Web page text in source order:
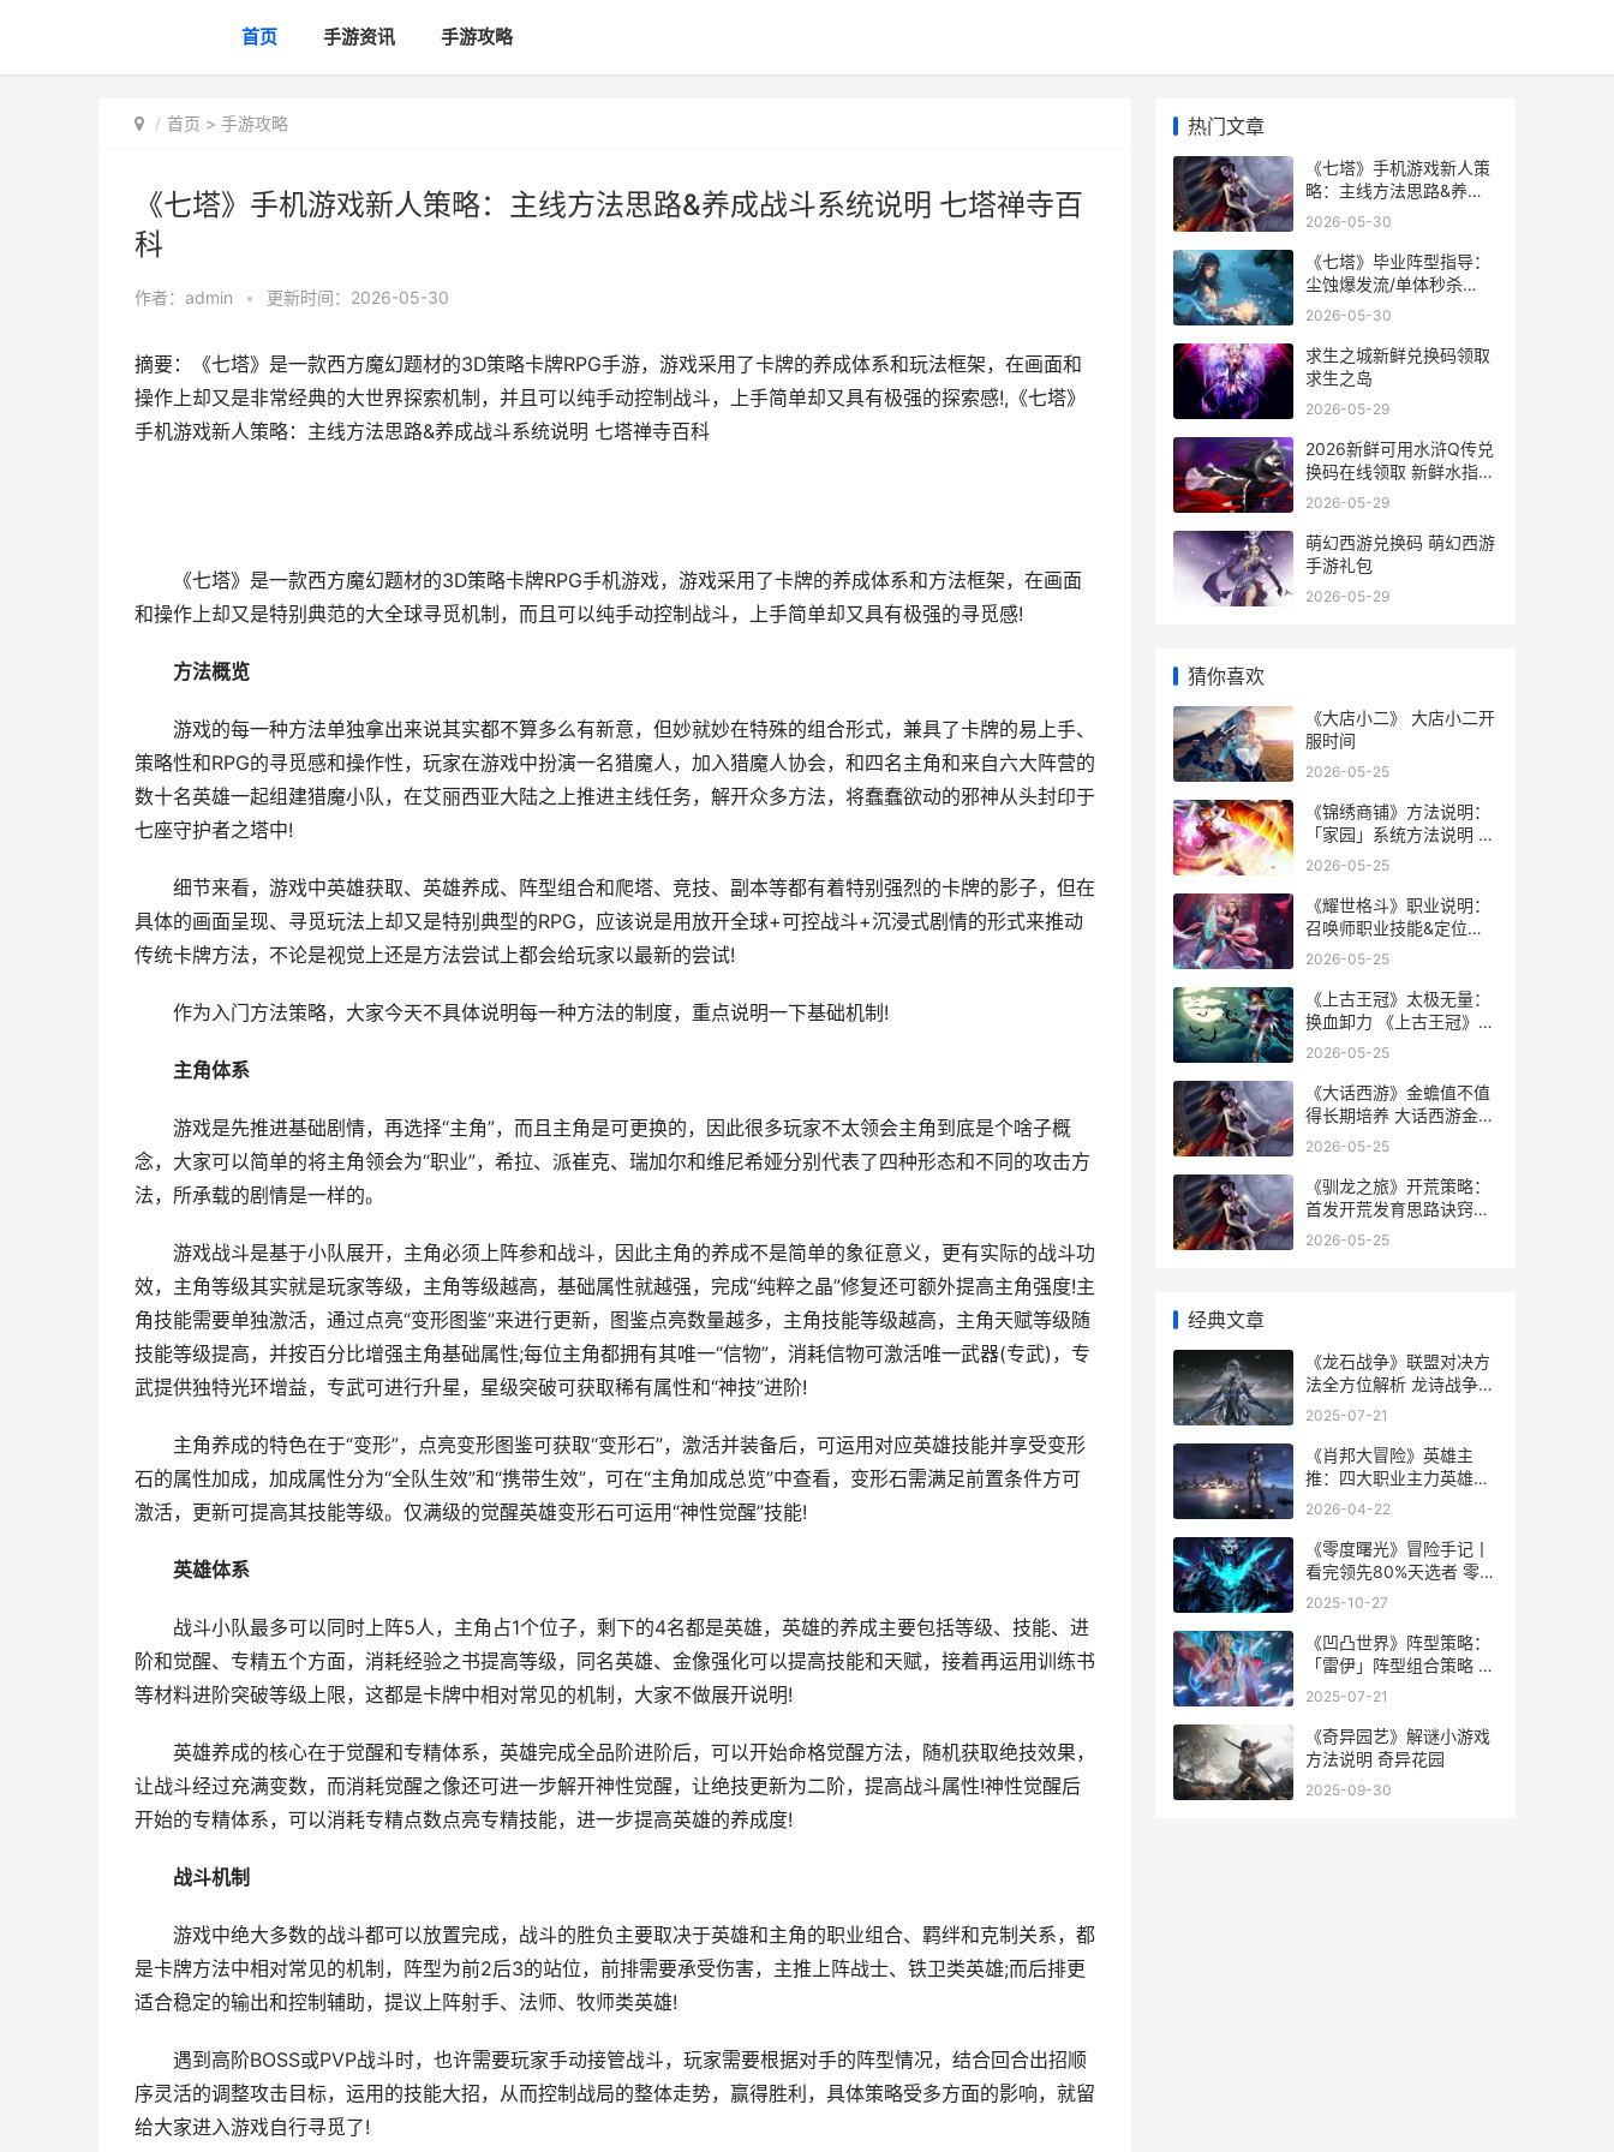
首页 手游资讯 手游攻略
首页 > 手游攻略
《七塔》手机游戏新人策略：主线方法思路&养成战斗系统说明 七塔禅寺百
科
作者： admin • 更新时间：2026-05-30
摘要：《七塔》是一款西方魔幻题材的3D策略卡牌RPG手游，游戏采用了卡牌的养成体系和玩法框架，在画面和
操作上却又是非常经典的大世界探索机制，并且可以纯手动控制战斗，上手简单却又具有极强的探索感!,《七塔》
手机游戏新人策略：主线方法思路&养成战斗系统说明 七塔禅寺百科
《七塔》是一款西方魔幻题材的3D策略卡牌RPG手机游戏，游戏采用了卡牌的养成体系和方法框架，在画面
和操作上却又是特别典范的大全球寻觅机制，而且可以纯手动控制战斗，上手简单却又具有极强的寻觅感!
方法概览
游戏的每一种方法单独拿出来说其实都不算多么有新意，但妙就妙在特殊的组合形式，兼具了卡牌的易上手、
策略性和RPG的寻觅感和操作性，玩家在游戏中扮演一名猎魔人，加入猎魔人协会，和四名主角和来自六大阵营的
数十名英雄一起组建猎魔小队，在艾丽西亚大陆之上推进主线任务，解开众多方法，将蠢蠢欲动的邪神从头封印于
七座守护者之塔中!
细节来看，游戏中英雄获取、英雄养成、阵型组合和爬塔、竞技、副本等都有着特别强烈的卡牌的影子，但在
具体的画面呈现、寻觅玩法上却又是特别典型的RPG，应该说是用放开全球+可控战斗+沉浸式剧情的形式来推动
传统卡牌方法，不论是视觉上还是方法尝试上都会给玩家以最新的尝试!
作为入门方法策略，大家今天不具体说明每一种方法的制度，重点说明一下基础机制!
主角体系
游戏是先推进基础剧情，再选择“主角”，而且主角是可更换的，因此很多玩家不太领会主角到底是个啥子概
念，大家可以简单的将主角领会为“职业”，希拉、派崔克、瑞加尔和维尼希娅分别代表了四种形态和不同的攻击方
法，所承载的剧情是一样的。
游戏战斗是基于小队展开，主角必须上阵参和战斗，因此主角的养成不是简单的象征意义，更有实际的战斗功
效，主角等级其实就是玩家等级，主角等级越高，基础属性就越强，完成“纯粹之晶”修复还可额外提高主角强度!主
角技能需要单独激活，通过点亮“变形图鉴”来进行更新，图鉴点亮数量越多，主角技能等级越高，主角天赋等级随
技能等级提高，并按百分比增强主角基础属性;每位主角都拥有其唯一“信物”，消耗信物可激活唯一武器(专武)，专
武提供独特光环增益，专武可进行升星，星级突破可获取稀有属性和“神技”进阶!
主角养成的特色在于“变形”，点亮变形图鉴可获取“变形石”，激活并装备后，可运用对应英雄技能并享受变形
石的属性加成，加成属性分为“全队生效”和“携带生效”，可在“主角加成总览”中查看，变形石需满足前置条件方可
激活，更新可提高其技能等级。仅满级的觉醒英雄变形石可运用“神性觉醒”技能!
英雄体系
战斗小队最多可以同时上阵5人，主角占1个位子，剩下的4名都是英雄，英雄的养成主要包括等级、技能、进
阶和觉醒、专精五个方面，消耗经验之书提高等级，同名英雄、金像强化可以提高技能和天赋，接着再运用训练书
等材料进阶突破等级上限，这都是卡牌中相对常见的机制，大家不做展开说明!
英雄养成的核心在于觉醒和专精体系，英雄完成全品阶进阶后，可以开始命格觉醒方法，随机获取绝技效果，
让战斗经过充满变数，而消耗觉醒之像还可进一步解开神性觉醒，让绝技更新为二阶，提高战斗属性!神性觉醒后
开始的专精体系，可以消耗专精点数点亮专精技能，进一步提高英雄的养成度!
战斗机制
游戏中绝大多数的战斗都可以放置完成，战斗的胜负主要取决于英雄和主角的职业组合、羁绊和克制关系，都
是卡牌方法中相对常见的机制，阵型为前2后3的站位，前排需要承受伤害，主推上阵战士、铁卫类英雄;而后排更
适合稳定的输出和控制辅助，提议上阵射手、法师、牧师类英雄!
遇到高阶BOSS或PVP战斗时，也许需要玩家手动接管战斗，玩家需要根据对手的阵型情况，结合回合出招顺
序灵活的调整攻击目标，运用的技能大招，从而控制战局的整体走势，赢得胜利，具体策略受多方面的影响，就留
给大家进入游戏自行寻觅了!
热门文章
《七塔》手机游戏新人策
略：主线方法思路&养成
战斗系统说明 七塔禅寺百
2026-05-30
《七塔》毕业阵型指导：
尘蚀爆发流/单体秒杀
流/AOE轰炸流详细解答
2026-05-30
求生之城新鲜兑换码领取
求生之岛
2026-05-29
2026新鲜可用水浒Q传兑
换码在线领取 新鲜水指的
是生活用水还是生产用水
2026-05-29
萌幻西游兑换码 萌幻西游
手游礼包
2026-05-29
猜你喜欢
《大店小二》 大店小二开
服时间
2026-05-25
《锦绣商铺》方法说明：
「家园」系统方法说明 锦
绣商业中心售楼处
2026-05-25
《耀世格斗》职业说明：
召唤师职业技能&定位详
细解答 耀世登场
2026-05-25
《上古王冠》太极无量：
换血卸力 《上古王冠》太
后是谁
2026-05-25
《大话西游》金蟾值不值
得长期培养 大话西游金婚
什么意思
2026-05-25
《驯龙之旅》开荒策略：
首发开荒发育思路诀窍同
享 驯龙之路完整版各种龙
2026-05-25
经典文章
《龙石战争》联盟对决方
法全方位解析 龙诗战争主
线
2025-07-21
《肖邦大冒险》英雄主
推：四大职业主力英雄主
推 肖邦大赛18届夺冠热门
2026-04-22
《零度曙光》冒险手记丨
看完领先80%天选者 零之
曙光dlc任务
2025-10-27
《凹凸世界》阵型策略：
「雷伊」阵型组合策略 凹
凸世界队伍
2025-07-21
《奇异园艺》解谜小游戏
方法说明 奇异花园
2025-09-30